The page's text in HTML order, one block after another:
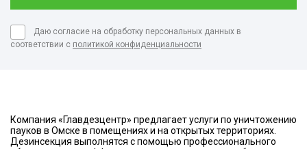
Даю согласие на обработку персональных данных в
соответствии с политикой конфиденциальности
Компания «Главдезцентр» предлагает услуги по уничтожению
пауков в Омске в помещениях и на открытых территориях.
Дезинсекция выполнятся с помощью профессионального